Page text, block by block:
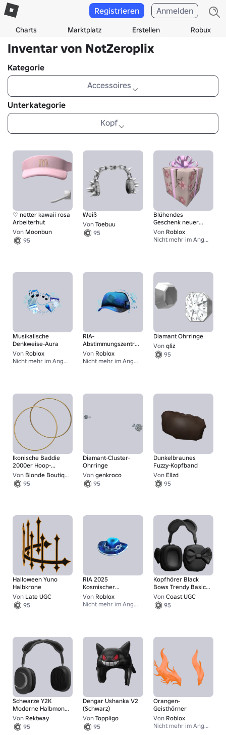
Charts Marktplatz Erstellen Robux
Registrieren Anmelden
Inventar von NotZeroplix
Kategorie
Accessoires
Unterkategorie
Kopf
♡ netter kawaii rosa
Arbeiterhut
Von Moonbun
95
Weiß
Von Toebuu
95
Blühendes
Geschenk neuer
Anfänge
Von Roblox
Nicht mehr im Angebot
Musikalische
Denkweise-Aura
Von Roblox
Nicht mehr im Angebot
1
RIA-
Abstimmungszentrum
2026 -
Willkommenskappe
Von Roblox
Nicht mehr im Angebot
Diamant Ohrringe
Von qliz
95
Ikonische Baddie
2000er Hoop-
Ohrringe in Silber
Von Blonde Boutique
95
Diamant-Cluster-
Ohrringe
Von genkroco
95
Dunkelbraunes
Fuzzy-Kopfband
Von Ellzd
95
Halloween Yuno
Halbkrone
Von Late UGC
95
RIA 2025
Kosmischer
Spyglass-Hut des
Reisenden
Von Roblox
Nicht mehr im Angebot
Kopfhörer Black
Bows Trendy Basic
Shiny Y2K
Von Coast UGC
95
Schwarze Y2K
Moderne Halbmond-
Kopfhörer
Von Rektway
95
Dengar Ushanka V2
(Schwarz)
Von Toppligo
95
Orangen-
Geisthörner
Von Roblox
Nicht mehr im Angebot